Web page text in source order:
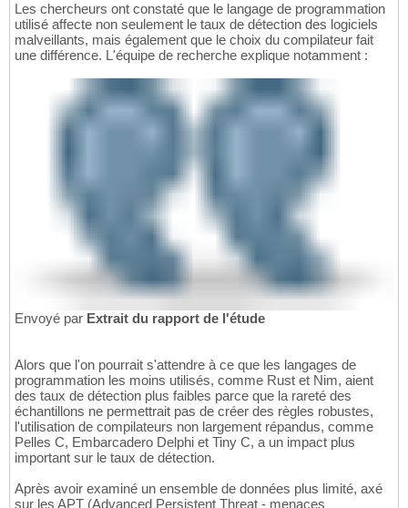
Les chercheurs ont constaté que le langage de programmation
utilisé affecte non seulement le taux de détection des logiciels
malveillants, mais également que le choix du compilateur fait
une différence. L'équipe de recherche explique notamment :
Envoyé par Extrait du rapport de l'étude
Alors que l'on pourrait s'attendre à ce que les langages de
programmation les moins utilisés, comme Rust et Nim, aient
des taux de détection plus faibles parce que la rareté des
échantillons ne permettrait pas de créer des règles robustes,
l'utilisation de compilateurs non largement répandus, comme
Pelles C, Embarcadero Delphi et Tiny C, a un impact plus
important sur le taux de détection.
Après avoir examiné un ensemble de données plus limité, axé
sur les APT (Advanced Persistent Threat - menaces